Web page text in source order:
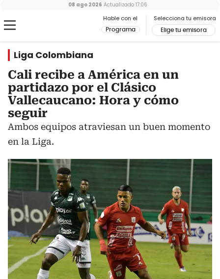
Hable con el
Programa
Selecciona tu emisora
Elige tu emisora
08 ago 2026 Actualizado 17:06
Liga Colombiana
Cali recibe a América en un
partidazo por el Clásico
Vallecaucano: Hora y cómo
seguir
Ambos equipos atraviesan un buen momento
en la Liga.